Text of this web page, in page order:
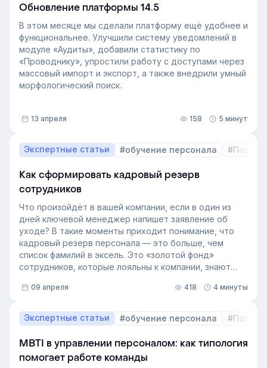
Обновление платформы 14.5
В этом месяце мы сделали платформу ещё удобнее и
функциональнее. Улучшили систему уведомлений в
модуле «Аудиты», добавили статистику по
«Проводнику», упростили работу с доступами через
массовый импорт и экспорт, а также внедрили умный
морфологический поиск.
13 апреля 158 5 минут
Экспертные статьи #обучение персонала
Как сформировать кадровый резерв
сотрудников
Что произойдёт в вашей компании, если в один из
дней ключевой менеджер напишет заявление об
уходе? В такие моменты приходит понимание, что
кадровый резерв персонала — это больше, чем
список фамилий в эксель. Это «золотой фонд»
сотрудников, которые лояльны к компании, знают
освободившуюся должность. Не у каждой компании
вручную — трудоёмкая задача. Однако с приходом
автоматизации формирование кадрового запаса
перестало требовать большого ресурса. Теперь это
важный инструмент для любой компании, которая не
хочет зависеть от капризов рынка труда. В статье
09 апреля 418 4 минуты
Экспертные статьи #обучение персонала
MBTI в управлении персоналом: как типология
помогает работе команды